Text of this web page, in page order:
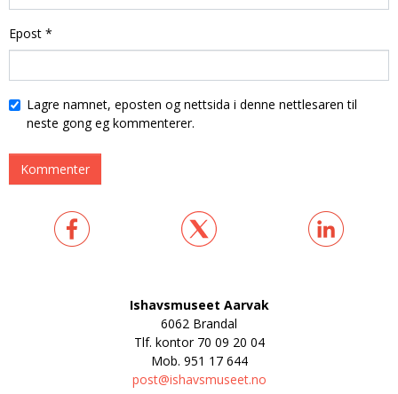
Epost *
Lagre namnet, eposten og nettsida i denne nettlesaren til
neste gong eg kommenterer.
Ishavsmuseet Aarvak
6062 Brandal
Tlf. kontor 70 09 20 04
Mob. 951 17 644
post@ishavsmuseet.no